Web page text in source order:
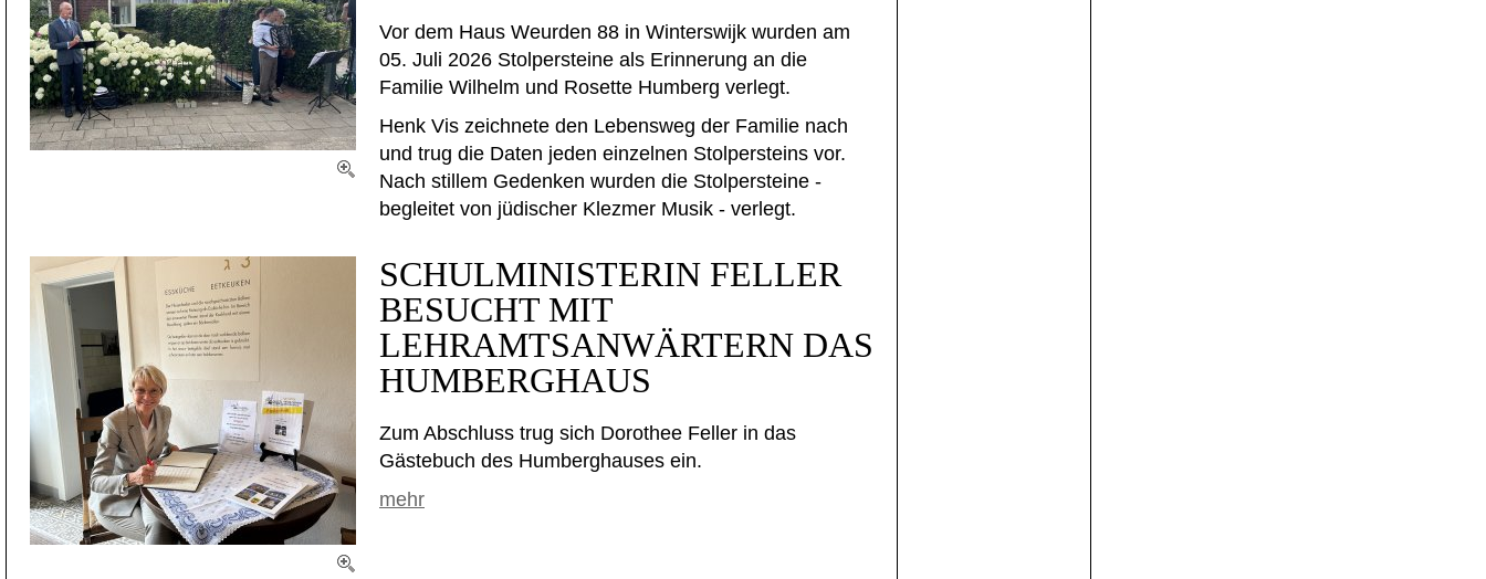
Vor dem Haus Weurden 88 in Winterswijk wurden am
05. Juli 2026 Stolpersteine als Erinnerung an die
Familie Wilhelm und Rosette Humberg verlegt.
Henk Vis zeichnete den Lebensweg der Familie nach
und trug die Daten jeden einzelnen Stolpersteins vor.
Nach stillem Gedenken wurden die Stolpersteine -
begleitet von jüdischer Klezmer Musik - verlegt.
SCHULMINISTERIN FELLER
BESUCHT MIT
LEHRAMTSANWÄRTERN DAS
HUMBERGHAUS
Zum Abschluss trug sich Dorothee Feller in das
Gästebuch des Humberghauses ein.
mehr